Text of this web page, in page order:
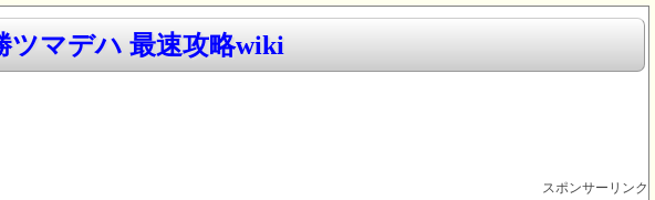
ツマデハ 最速攻略wiki
スポンサーリンク